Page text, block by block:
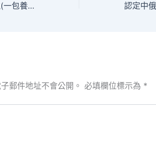
地表最強進噴鼻團 媽祖遶境(一包養app組圖)
郵件地址不會公開。 必填欄位標示為 *